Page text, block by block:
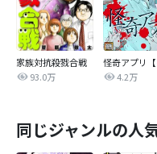
家族対抗殺戮合戦
93.0万
4.2万
同じジャンルの人